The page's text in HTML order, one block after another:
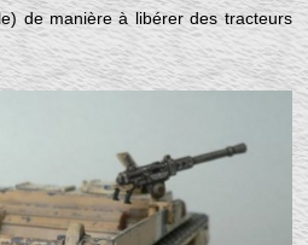
de manière à libérer des tracteurs